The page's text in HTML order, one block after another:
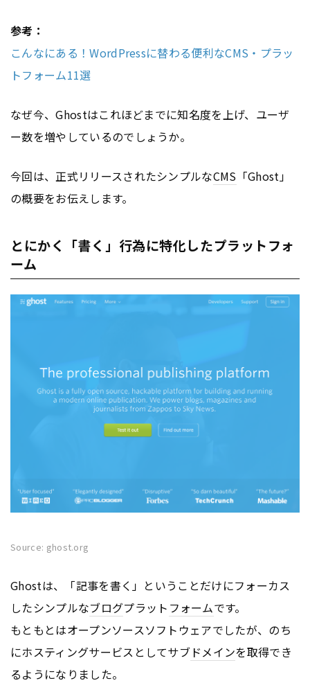
参考：
こんなにある！WordPressに替わる便利なCMS・プラッ
トフォーム11選
なぜ今、Ghostはこれほどまでに知名度を上げ、ユーザ
ー数を増やしているのでしょうか。
今回は、正式リリースされたシンプルなCMS 「Ghost」
の概要をお伝えします。
とにかく「書く」行為に特化したプラットフォ
ーム
Source: ghost.org
Ghostは、「記事を書く」ということだけにフォーカス
したシンプルなブログプラット フォームです。
もともとはオープンソースソフトウェアでしたが、のち
にホスティングサービスとしてサブドメインを取得でき
るようになりました。